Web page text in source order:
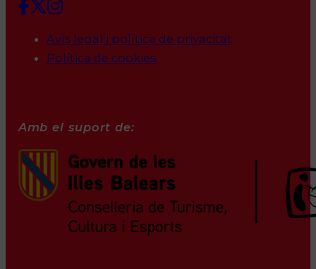
Avís legal i política de privacitat
Política de cookies
Amb el suport de: